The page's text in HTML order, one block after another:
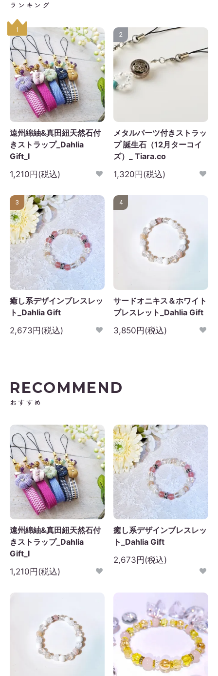
ランキング
1
遠州綿紬&真田紐天然石付
きストラップ_Dahlia
Gift_I
1,210円(税込)
2
メタルパーツ付きストラッ
プ 誕生石（12月ターコイ
ズ）_ Tiara.co
1,320円(税込)
3
癒し系デザインブレスレッ
ト_Dahlia Gift
2,673円(税込)
4
サードオニキス＆ホワイト
ブレスレット_Dahlia Gift
3,850円(税込)
RECOMMEND
おすすめ
遠州綿紬&真田紐天然石付
きストラップ_Dahlia
Gift_I
1,210円(税込)
癒し系デザインブレスレッ
ト_Dahlia Gift
2,673円(税込)